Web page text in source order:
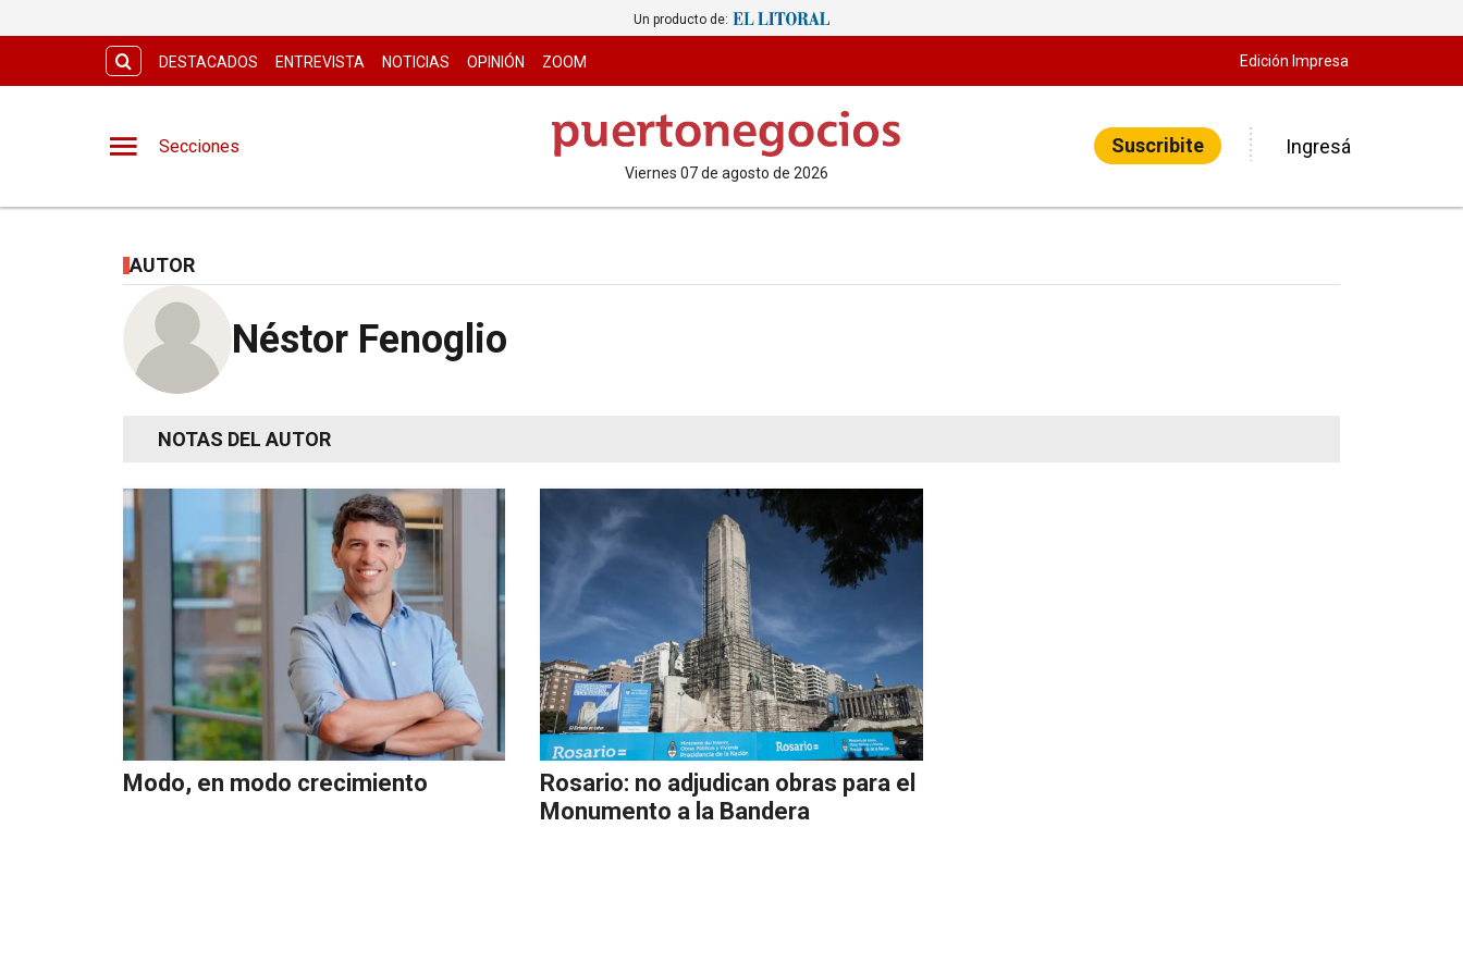
Un producto de:
DESTACADOS ENTREVISTA NOTICIAS OPINIÓN ZOOM Edición Impresa
Secciones
viernes 07 de agosto de 2026
Suscribite Ingresá
AUTOR
Néstor Fenoglio
NOTAS DEL AUTOR
Modo, en modo crecimiento
Rosario: no adjudican obras para el
Monumento a la Bandera